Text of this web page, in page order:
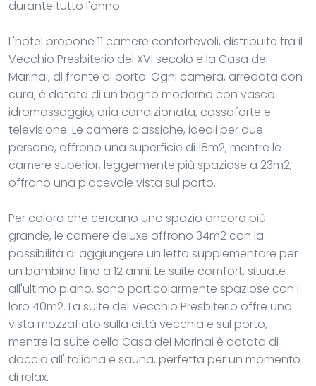
durante tutto l'anno.
L'hotel propone 11 camere confortevoli, distribuite tra il
Vecchio Presbiterio del XVI secolo e la Casa dei
Marinai, di fronte al porto. Ogni camera, arredata con
cura, è dotata di un bagno moderno con vasca
idromassaggio, aria condizionata, cassaforte e
televisione. Le camere classiche, ideali per due
persone, offrono una superficie di 18m2, mentre le
camere superior, leggermente più spaziose a 23m2,
offrono una piacevole vista sul porto.
Per coloro che cercano uno spazio ancora più
grande, le camere deluxe offrono 34m2 con la
possibilità di aggiungere un letto supplementare per
un bambino fino a 12 anni. Le suite comfort, situate
all'ultimo piano, sono particolarmente spaziose con i
loro 40m2. La suite del Vecchio Presbiterio offre una
vista mozzafiato sulla città vecchia e sul porto,
mentre la suite della Casa dei Marinai è dotata di
doccia all'italiana e sauna, perfetta per un momento
di relax.